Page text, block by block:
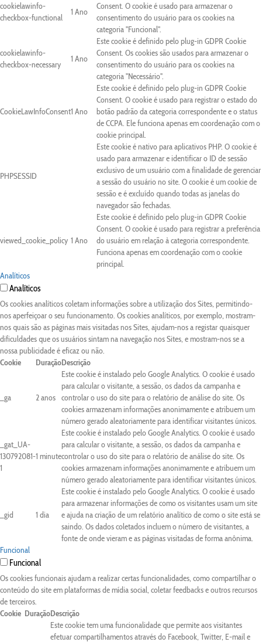
cookielawinfo-
checkbox-functional
1 Ano
Consent. O cookie é usado para armazenar o
consentimento do usuário para os cookies na
categoria "Funcional".
cookielawinfo-
checkbox-necessary
1 Ano
Este cookie é definido pelo plug-in GDPR Cookie
Consent. Os cookies são usados para armazenar o
consentimento do usuário para os cookies na
categoria "Necessário".
CookieLawInfoConsent1 Ano
Este cookie é definido pelo plug-in GDPR Cookie
Consent. O cookie é usado para registrar o estado do
botão padrão da categoria correspondente e o status
de CCPA. Ele funciona apenas em coordenação com o
cookie principal.
PHPSESSID
Este cookie é nativo para aplicativos PHP. O cookie é
usado para armazenar e identificar o ID de sessão
exclusivo de um usuário com a finalidade de gerenciar
a sessão do usuário no site. O cookie é um cookie de
sessão e é excluído quando todas as janelas do
navegador são fechadas.
viewed_cookie_policy 1 Ano
Este cookie é definido pelo plug-in GDPR Cookie
Consent. O cookie é usado para registrar a preferência
do usuário em relação à categoria correspondente.
Funciona apenas em coordenação com o cookie
principal.
Analíticos
Analíticos
Os cookies analíticos coletam informações sobre a utilização dos Sites, permitindo-
nos aperfeiçoar o seu funcionamento. Os cookies analíticos, por exemplo, mostram-
nos quais são as páginas mais visitadas nos Sites, ajudam-nos a registar quaisquer
dificuldades que os usuários sintam na navegação nos Sites, e mostram-nos se a
nossa publicidade é eficaz ou não.
Cookie
DuraçãoDescrição
_ga 2 anos
Este cookie é instalado pelo Google Analytics. O cookie é usado
para calcular o visitante, a sessão, os dados da campanha e
controlar o uso do site para o relatório de análise do site. Os
cookies armazenam informações anonimamente e atribuem um
número gerado aleatoriamente para identificar visitantes únicos.
_gat_UA-
130792081-
1
1 minute
Este cookie é instalado pelo Google Analytics. O cookie é usado
para calcular o visitante, a sessão, os dados da campanha e
controlar o uso do site para o relatório de análise do site. Os
cookies armazenam informações anonimamente e atribuem um
número gerado aleatoriamente para identificar visitantes únicos.
_gid 1 dia
Este cookie é instalado pelo Google Analytics. O cookie é usado
para armazenar informações de como os visitantes usam um site
e ajuda na criação de um relatório analítico de como o site está se
saindo. Os dados coletados incluem o número de visitantes, a
fonte de onde vieram e as páginas visitadas de forma anônima.
Funcional
Funcional
Os cookies funcionais ajudam a realizar certas funcionalidades, como compartilhar o
conteúdo do site em plataformas de mídia social, coletar feedbacks e outros recursos
de terceiros.
Cookie DuraçãoDescrição
Este cookie tem uma funcionalidade que permite aos visitantes
efetuar compartilhamentos através do Facebook, Twitter, E-mail e